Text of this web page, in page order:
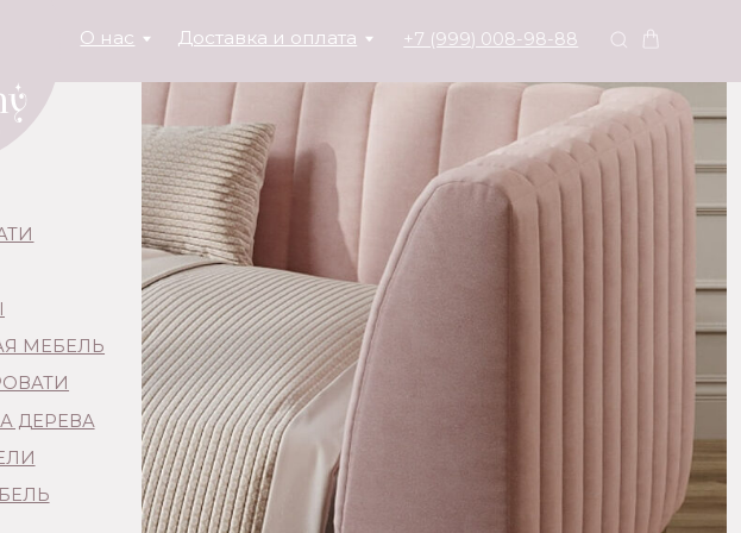
Доставка и оплата +7 (999) 008-98-88